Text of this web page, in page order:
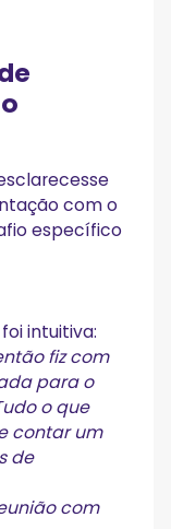
com o
específico
intuitiva:
fiz com
para o
o que
contar um
de
com